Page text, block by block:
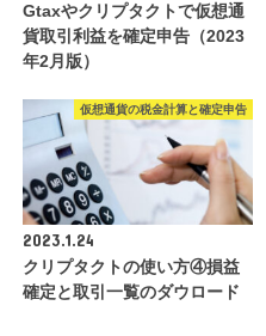
Gtaxやクリプタクトで仮想通
貨取引利益を確定申告（2023
年2月版）
仮想通貨の税金計算と確定申告
2023.1.24
クリプタクトの使い方④損益
確定と取引一覧のダウロード